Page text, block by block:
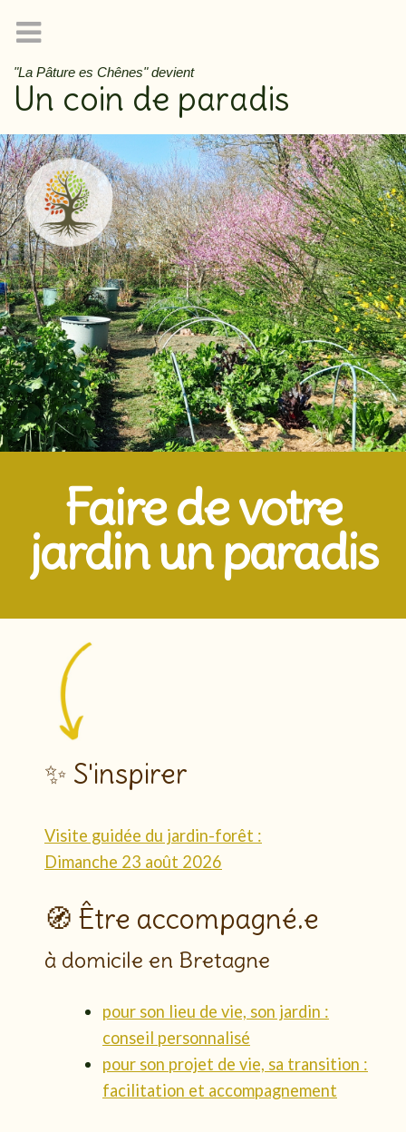
"La Pâture es Chênes" devient
Un coin de paradis
Faire de votre
jardin un paradis
✨ S'inspirer
Visite guidée du jardin-forêt :
Dimanche 23 août 2026
🧭 Être accompagné.e
à domicile en Bretagne
pour son lieu de vie, son jardin :
conseil personnalisé
pour son projet de vie, sa transition :
facilitation et accompagnement